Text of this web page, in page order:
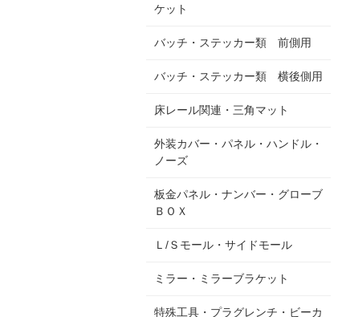
ケット
バッチ・ステッカー類 前側用
バッチ・ステッカー類 横後側用
床レール関連・三角マット
外装カバー・パネル・ハンドル・
ノーズ
板金パネル・ナンバー・グローブ
ＢＯＸ
Ｌ/Ｓモール・サイドモール
ミラー・ミラーブラケット
特殊工具・プラグレンチ・ビーカ